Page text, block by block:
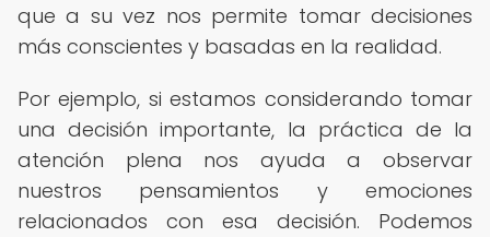
que a su vez nos permite tomar decisiones
más conscientes y basadas en la realidad.
Por ejemplo, si estamos considerando tomar
una decisión importante, la práctica de la
atención plena nos ayuda a observar
nuestros pensamientos y emociones
relacionados con esa decisión. Podemos